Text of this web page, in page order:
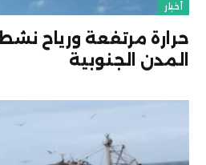
أخبار
حرارة مرتفعة ورياح
المدن الجنوبية